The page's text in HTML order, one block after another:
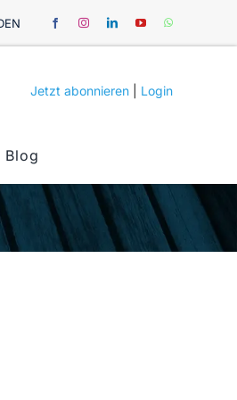
Jetzt abonnieren Login
Blog